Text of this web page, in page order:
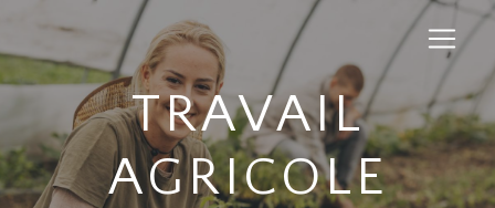
TRAVAIL
AGRICOLE
Panneau de gestion des cookies